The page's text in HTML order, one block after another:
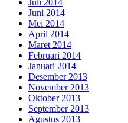
Juli 2014
Juni 2014
Mei 2014
April 2014
Maret 2014
Februari 2014
Januari 2014
Desember 2013
November 2013
Oktober 2013
September 2013
Agustus 2013